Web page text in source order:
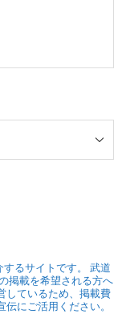
るサイトです。
武道
掲載を希望される方へ
しているため、掲載費
伝にご活用ください。